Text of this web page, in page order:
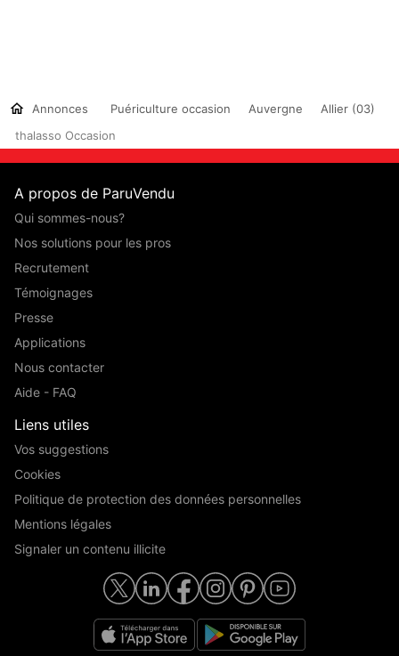
Annonces Puériculture occasion Auvergne
Allier (03)
thalasso Occasion
A propos de ParuVendu
Qui sommes-nous?
Nos solutions pour les pros
Recrutement
Témoignages
Presse
Applications
Nous contacter
Aide - FAQ
Liens utiles
Vos suggestions
Cookies
Politique de protection des données personnelles
Mentions légales
Signaler un contenu illicite